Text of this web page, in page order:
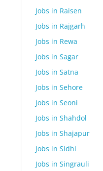
Jobs in Raisen
Jobs in Rajgarh
Jobs in Rewa
Jobs in Sagar
Jobs in Satna
Jobs in Sehore
Jobs in Seoni
Jobs in Shahdol
Jobs in Shajapur
Jobs in Sidhi
Jobs in Singrauli